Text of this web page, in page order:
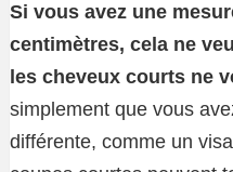
Si vous avez une
centimètres, cela ne
les cheveux courts ne
simplement que vous
différente, comme un